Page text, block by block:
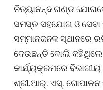
ନିତ୍ୟାନନ୍ଦ ଗଣ୍ଡ
ସମସ୍ତ ସହଯୋଗ ଓ
ସମ୍ମାନଜନକ ସ୍ଥାନରେ
ଦେଉଛନ୍ତି ବୋଲି
କାର୍ଯ୍ୟକ୍ରମରେ
ଶ୍ରୀ.ଆର୍. ଏସ୍. ଗୋପାଳନ